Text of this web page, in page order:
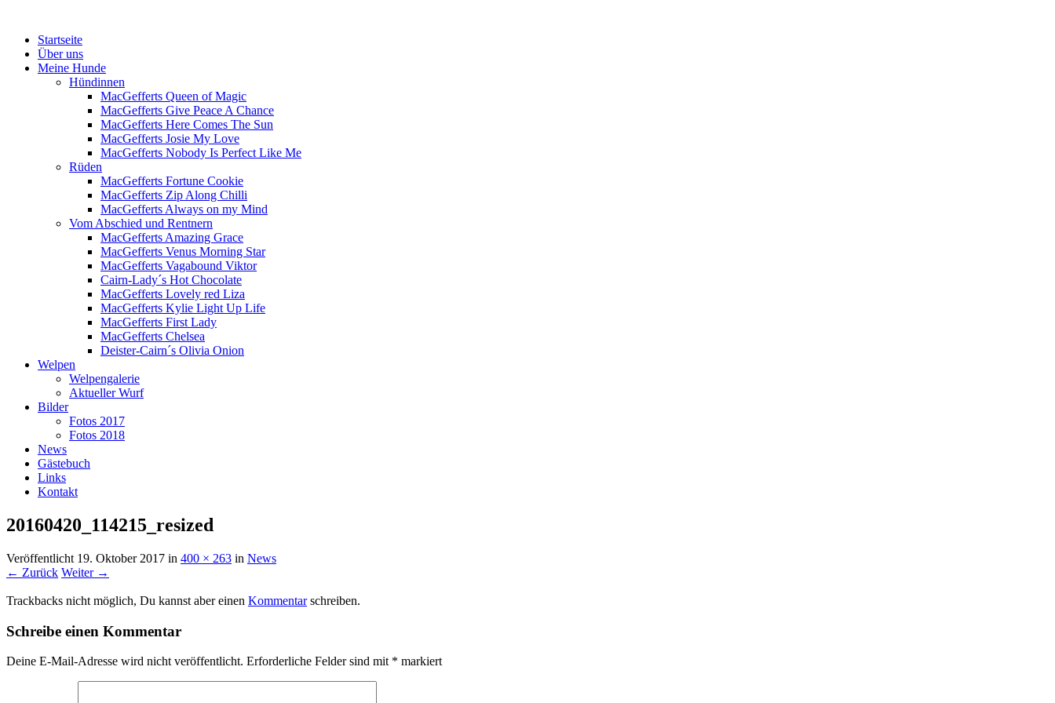
Menü
Zum
Inhalt
springen
Startseite
Über uns
Meine Hunde
Hündinnen
MacGefferts Queen of Magic
MacGefferts Give Peace A Chance
MacGefferts Here Comes The Sun
MacGefferts Josie My Love
MacGefferts Nobody Is Perfect Like Me
Rüden
MacGefferts Fortune Cookie
MacGefferts Zip Along Chilli
MacGefferts Always on my Mind
Vom Abschied und Rentnern
MacGefferts Amazing Grace
MacGefferts Venus Morning Star
MacGefferts Vagabound Viktor
Cairn-Lady´s Hot Chocolate
MacGefferts Lovely red Liza
MacGefferts Kylie Light Up Life
MacGefferts First Lady
MacGefferts Chelsea
Deister-Cairn´s Olivia Onion
Welpen
Welpengalerie
Aktueller Wurf
Bilder
Fotos 2017
Fotos 2018
News
Gästebuch
Links
Kontakt
20160420_114215_resized
Veröffentlicht 19. Oktober 2017 in 400 × 263 in News
← Zurück Weiter →
Trackbacks nicht möglich, Du kannst aber einen Kommentarschreiben.
Schreibe einen Kommentar
Deine E-Mail-Adresse wird nicht veröffentlicht. Erforderliche Felder sind mit * markiert